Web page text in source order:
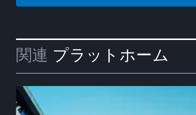
関連 プラットホーム